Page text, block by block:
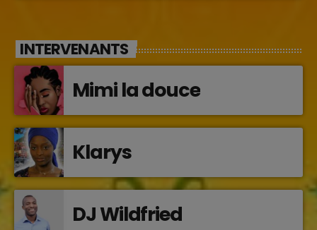
INTERVENANTS
Mimi la douce
Klarys
DJ Wildfried